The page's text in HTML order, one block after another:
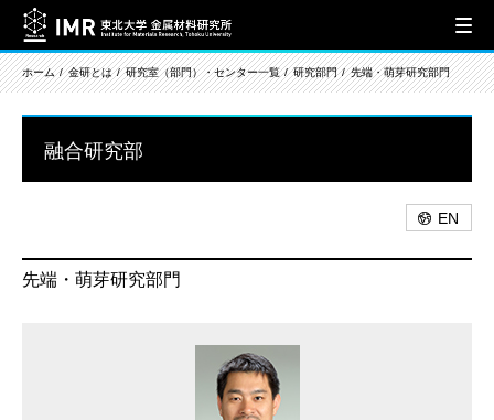
ホーム 金研とは 研究室（部門）・センター一覧 研究部門 先端・萌芽研究部門
融合研究部
EN
先端・萌芽研究部門